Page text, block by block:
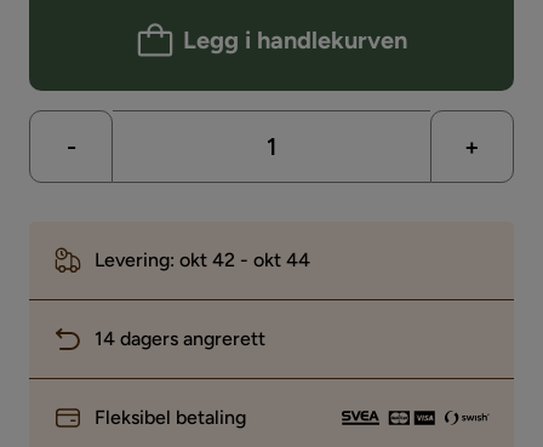
Legg i handlekurven
- +
Levering: okt 42 - okt 44
14 dagers angrerett
Fleksibel betaling